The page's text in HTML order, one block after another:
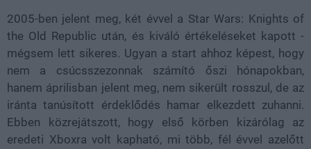
2005-ben jelent meg, két évvel a Star Wars: Knights of
the Old Republic után, és kiváló értékeléseket kapott -
mégsem lett sikeres. Ugyan a start ahhoz képest, hogy
nem a csúcsszezonnak számító őszi hónapokban,
hanem áprilisban jelent meg, nem sikerült rosszul, de az
iránta tanúsított érdeklődés hamar elkezdett zuhanni.
Ebben közrejátszott, hogy első körben kizárólag az
eredeti Xboxra volt kapható, mi több, fél évvel azelőtt